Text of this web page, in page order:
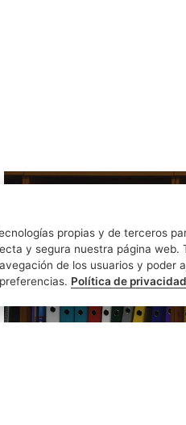
propias y de terceros
y segura nuestra página web.
de los usuarios y poder
Política de